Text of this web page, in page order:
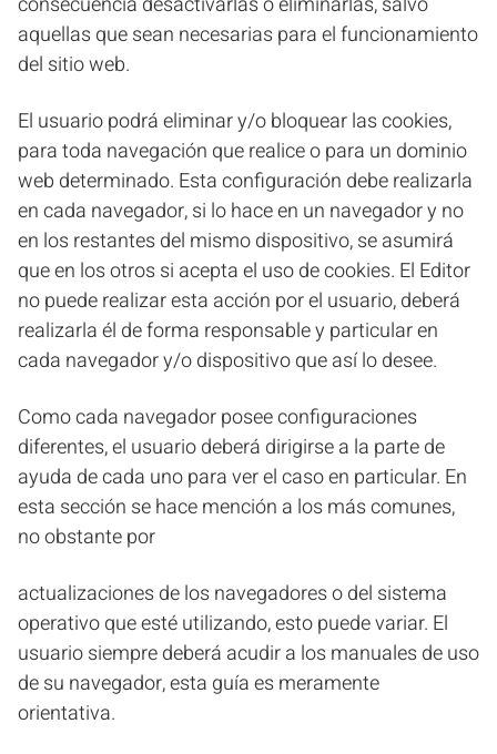
aquellas que sean necesarias para el funcionamiento
del sitio web.
El usuario podrá eliminar y/o bloquear las cookies,
para toda navegación que realice o para un dominio
web determinado. Esta configuración debe realizarla
en cada navegador, si lo hace en un navegador y no
en los restantes del mismo dispositivo, se asumirá
que en los otros si acepta el uso de cookies. El Editor
no puede realizar esta acción por el usuario, deberá
realizarla él de forma responsable y particular en
cada navegador y/o dispositivo que así lo desee.
Como cada navegador posee configuraciones
diferentes, el usuario deberá dirigirse a la parte de
ayuda de cada uno para ver el caso en particular. En
esta sección se hace mención a los más comunes,
no obstante por
actualizaciones de los navegadores o del sistema
operativo que esté utilizando, esto puede variar. El
usuario siempre deberá acudir a los manuales de uso
de su navegador, esta guía es meramente
orientativa.